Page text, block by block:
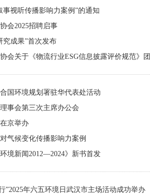
事视听传播影响力案例”的通知
会2025招聘启事
究成果”首次发布
会关于《物流行业ESG信息披露评价规范》
国环境规划署驻华代表处活动
事会第三次主席办公会
京举办
气候变化传播影响力案例
境新闻2012—2024》新书首发
”2025年六五环境日武汉市主场活动成功举办